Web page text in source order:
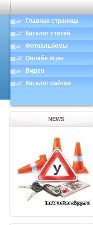
Главная страница
Каталог статей
Фотоальбомы
Онлайн игры
Видео
Каталог сайтов
NEWS